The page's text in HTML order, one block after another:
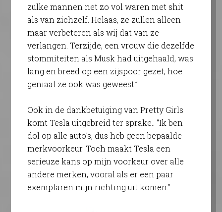
zulke mannen net zo vol waren met shit
als van zichzelf. Helaas, ze zullen alleen
maar verbeteren als wij dat van ze
verlangen. Terzijde, een vrouw die dezelfde
stommiteiten als Musk had uitgehaald, was
lang en breed op een zijspoor gezet, hoe
geniaal ze ook was geweest.”
Ook in de dankbetuiging van Pretty Girls
komt Tesla uitgebreid ter sprake.. “Ik ben
dol op alle auto’s, dus heb geen bepaalde
merkvoorkeur. Toch maakt Tesla een
serieuze kans op mijn voorkeur over alle
andere merken, vooral als er een paar
exemplaren mijn richting uit komen.”